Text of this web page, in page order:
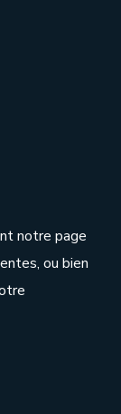
notre page
ou bien